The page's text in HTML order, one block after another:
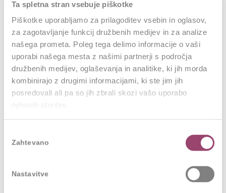
Ta spletna stran vsebuje piškotke
Piškotke uporabljamo za prilagoditev vsebin in oglasov,
za zagotavljanje funkcij družbenih medijev in za analize
našega prometa. Poleg tega delimo informacije o vaši
uporabi našega mesta z našimi partnerji s področja
družbenih medijev, oglaševanja in analitike, ki jih morda
kombinirajo z drugimi informacijami, ki ste jim jih
posredovali ali pa so jih zbrali skozi vašo uporabo
soglasja
Zahtevano
Nastavitve
lahko to prinese rezultate na daljši rok. Sistem na
koncu takšnega sodelavca prepozna in ga izloči. Ker
sem inženir, postavljam tudi dovolj visoke strokovne
standarde. Če nisi primerno strokovno podkovan (in
nikakor ne mislim, da vse veš najbolje), boš težko
prevzel odgovornost za zaključevanje. Če odmislimo
ekstremne primere tistih, ki skrbijo samo za lastni
se ideje uresničijo in zaključijo. Če nič drugega, se
seme razvije svoj potencial. Nekdo, ki ima potencial